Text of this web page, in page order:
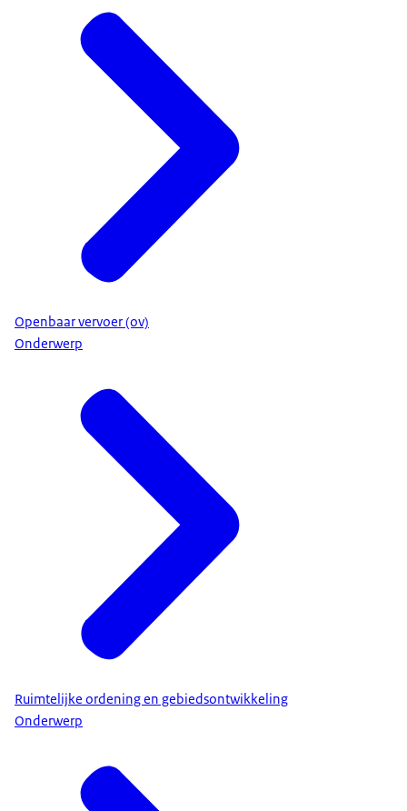
Openbaar vervoer (ov)
Onderwerp
Ruimtelijke ordening en gebiedsontwikkeling
Onderwerp